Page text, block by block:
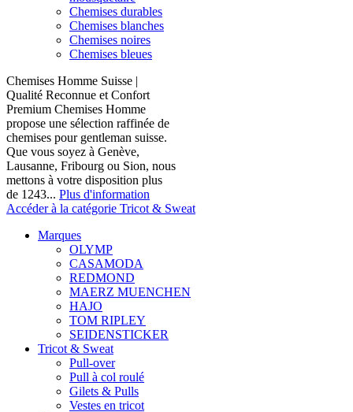
Chemises durables
Chemises blanches
Chemises noires
Chemises bleues
Chemises Homme Suisse |
Qualité Reconnue et Confort
Premium Chemises Homme
propose une sélection raffinée de
chemises pour gentleman suisse.
Que vous soyez à Genève,
Lausanne, Fribourg ou Sion, nous
mettons à votre disposition plus
de 1243... Plus d'information
Accéder à la catégorie Tricot & Sweat
Marques
OLYMP
CASAMODA
REDMOND
MAERZ MUENCHEN
HAJO
TOM RIPLEY
SEIDENSTICKER
Tricot & Sweat
Pull-over
Pull à col roulé
Gilets & Pulls
Vestes en tricot